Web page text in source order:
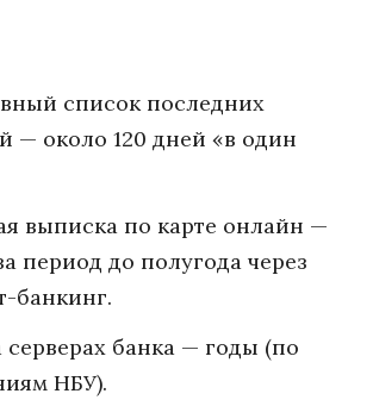
список последних
— около 120 дней «в один
выписка по карте онлайн —
период до полугода через
банкинг.
серверах банка — годы (по
НБУ).